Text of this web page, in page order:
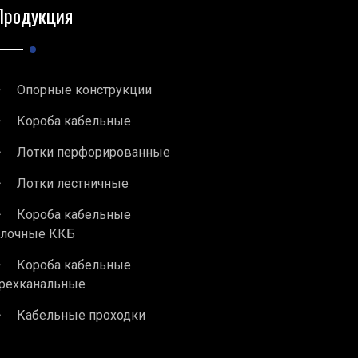
Опорные конструкции
Короба кабельные
Лотки перфорированные
Лотки лестничные
Короба кабельные
ККБ
Короба кабельные
Кабельные проходки